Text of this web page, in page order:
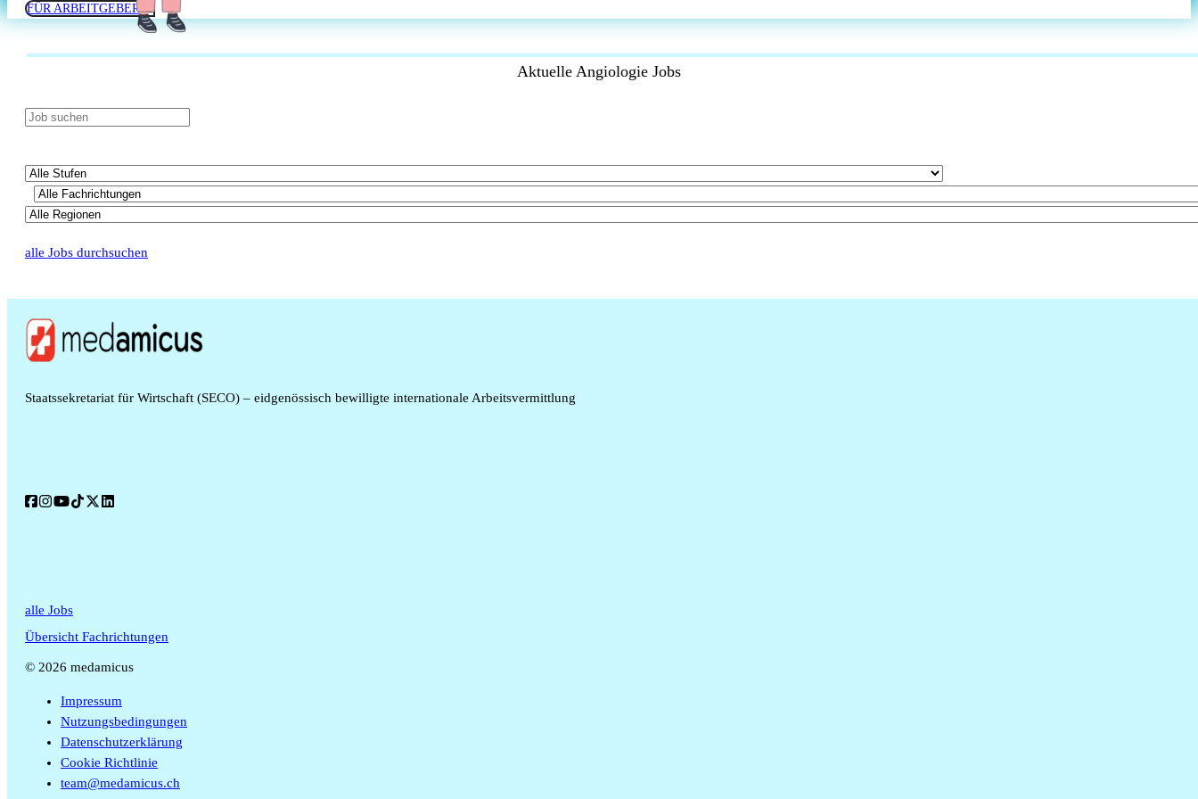
FÜR ARBEITGEBER
Aktuelle Angiologie Jobs
alle Jobs durchsuchen
Staatssekretariat für Wirtschaft (SECO) – eidgenössisch bewilligte internationale Arbeitsvermittlung
alle Jobs
Übersicht Fachrichtungen
© 2026 medamicus
Impressum
Nutzungsbedingungen
Datenschutzerklärung
Cookie Richtlinie
team@medamicus.ch